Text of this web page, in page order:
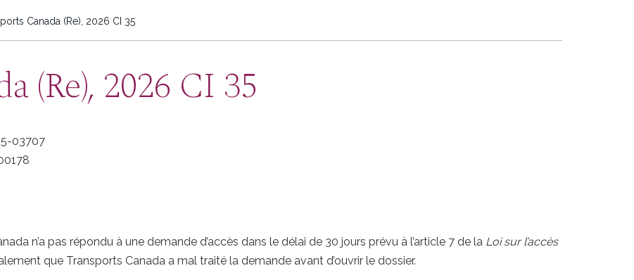
Canada (Re), 2026 CI 35
(Re), 2026 CI 35
03707
n’a pas répondu à une demande d’accès dans le délai de 30 jours prévu à l’article 7 de la Loi sur l’accès
que Transports Canada a mal traité la demande avant d’ouvrir le dossier.